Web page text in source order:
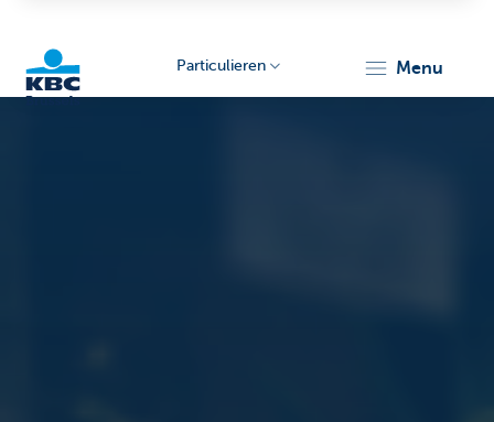
Particulieren menu